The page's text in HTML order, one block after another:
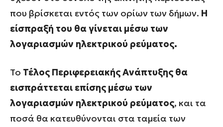
που βρίσκεται εντός των ορίων των δήμων. Η
είσπραξή του θα γίνεται μέσω των
λογαριασμών ηλεκτρικού ρεύματος.
Το Τέλος Περιφερειακής Ανάπτυξης θα
εισπράττεται επίσης μέσω των
λογαριασμών ηλεκτρικού ρεύματος, και τα
ποσά θα κατευθύνονται στα ταμεία των